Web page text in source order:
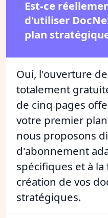
Est-ce
d'utiliser
plan
Oui, l'ouverture
totalement
de cinq pages
votre premier
nous proposons
d'abonnement
spécifiques et à
création de vos
stratégiques.